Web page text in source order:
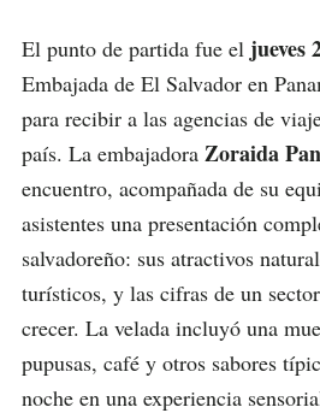
El punto de partida fue el jueves
Embajada de El Salvador en
para recibir a las agencias de
país. La embajadora Zoraida
encuentro, acompañada de su
asistentes una presentación
salvadoreño: sus atractivos
turísticos, y las cifras de un
crecer. La velada incluyó una
pupusas, café y otros sabores
noche en una experiencia